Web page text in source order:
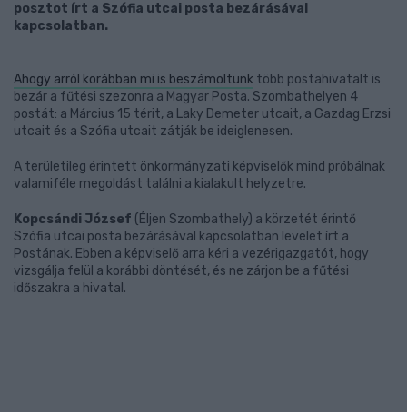
posztot írt a Szófia utcai posta bezárásával
kapcsolatban.
Ahogy arról korábban mi is beszámoltunk több postahivatalt is
bezár a fűtési szezonra a Magyar Posta. Szombathelyen 4
postát: a Március 15 térit, a Laky Demeter utcait, a Gazdag Erzsi
utcait és a Szófia utcait zátják be ideiglenesen.
A területileg érintett önkormányzati képviselők mind próbálnak
valamiféle megoldást találni a kialakult helyzetre.
Kopcsándi József (Éljen Szombathely) a körzetét érintő
Szófia utcai posta bezárásával kapcsolatban levelet írt a
Postának. Ebben a képviselő arra kéri a vezérigazgatót, hogy
vizsgálja felül a korábbi döntését, és ne zárjon be a fűtési
időszakra a hivatal.